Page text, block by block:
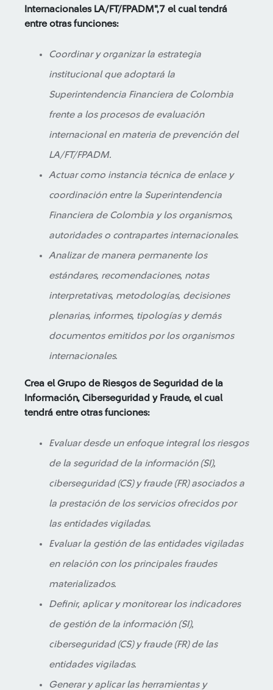
Internacionales LA/FT/FPADM",7 el cual tendrá
entre otras funciones:
Coordinar y organizar la estrategia
institucional que adoptará la
Superintendencia Financiera de Colombia
frente a los procesos de evaluación
internacional en materia de prevención del
LA/FT/FPADM.
Actuar como instancia técnica de enlace y
coordinación entre la Superintendencia
Financiera de Colombia y los organismos,
autoridades o contrapartes internacionales.
Analizar de manera permanente los
estándares, recomendaciones, notas
interpretativas, metodologías, decisiones
plenarias, informes, tipologías y demás
documentos emitidos por los organismos
internacionales.
Crea el Grupo de Riesgos de Seguridad de la
Información, Ciberseguridad y Fraude, el cual
tendrá entre otras funciones:
Evaluar desde un enfoque integral los riesgos
de la seguridad de la información (SI),
ciberseguridad (CS) y fraude (FR) asociados a
la prestación de los servicios ofrecidos por
las entidades vigiladas.
Evaluar la gestión de las entidades vigiladas
en relación con los principales fraudes
materializados.
Definir, aplicar y monitorear los indicadores
de gestión de la información (SI),
ciberseguridad (CS) y fraude (FR) de las
entidades vigiladas.
Generar y aplicar las herramientas y